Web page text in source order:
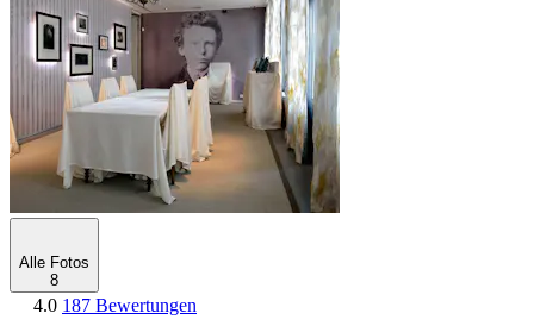
Alle Fotos
8
4.0 187 Bewertungen